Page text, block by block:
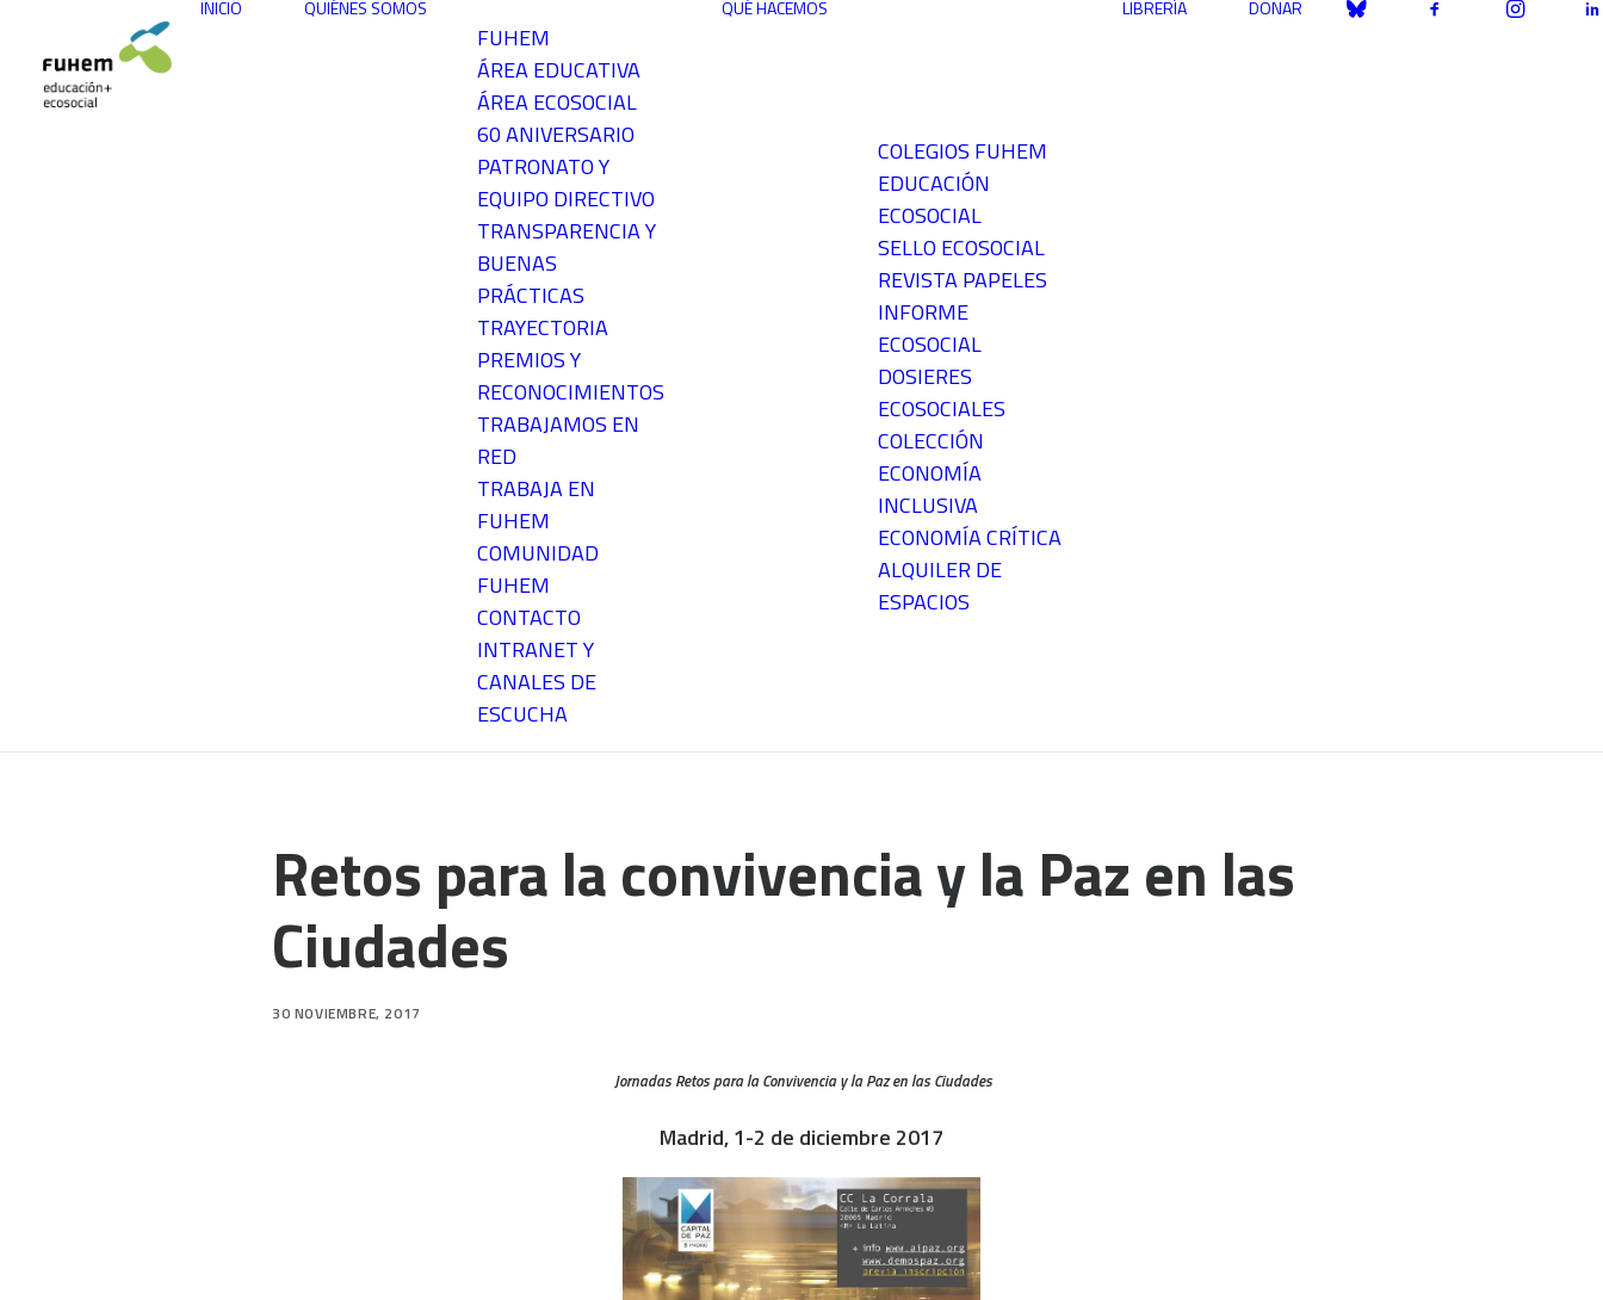
INICIO QUIÉNES SOMOS
FUHEM
ÁREA EDUCATIVA
ÁREA ECOSOCIAL
60 ANIVERSARIO
PATRONATO Y
EQUIPO DIRECTIVO
TRANSPARENCIA Y
BUENAS
PRÁCTICAS
TRAYECTORIA
PREMIOS Y
RECONOCIMIENTOS
TRABAJAMOS EN
RED
TRABAJA EN
FUHEM
COMUNIDAD
FUHEM
CONTACTO
INTRANET Y
CANALES DE
ESCUCHA
QUÉ HACEMOS
COLEGIOS FUHEM
EDUCACIÓN
ECOSOCIAL
SELLO ECOSOCIAL
REVISTA PAPELES
INFORME
ECOSOCIAL
DOSIERES
ECOSOCIALES
COLECCIÓN
ECONOMÍA
INCLUSIVA
ECONOMÍA CRÍTICA
ALQUILER DE
ESPACIOS
LIBRERÍA DONAR
Retos para la convivencia y la Paz en las
Ciudades
30 NOVIEMBRE, 2017
Jornadas Retos para la Convivencia y la Paz en las Ciudades
Madrid, 1-2 de diciembre 2017